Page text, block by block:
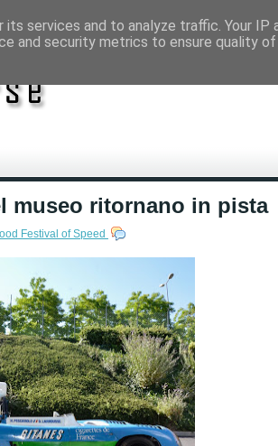
museo ritornano in pista
Festival of Speed
services and to analyze traffic. Your IP
and security metrics to ensure quality